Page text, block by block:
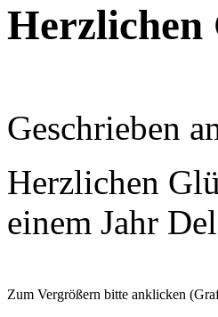
Herzlichen
Geschrieben
Herzlichen
einem Jahr
Zum Vergrößern bitte anklicken